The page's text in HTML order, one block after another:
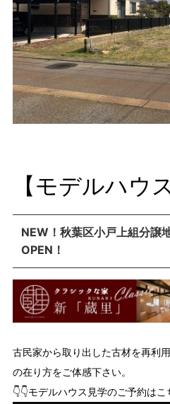
【モデルハウ
NEW！秋葉区小戸上組分譲
OPEN！
古民家から取り出した古材を再利
の在り方をご体感下さい。
👇👇モデルハウス見学のご予約はこ